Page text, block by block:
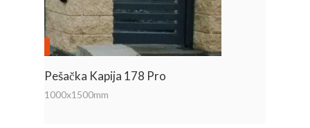
Pešačka Kapija 178 Pro
1000x1500mm